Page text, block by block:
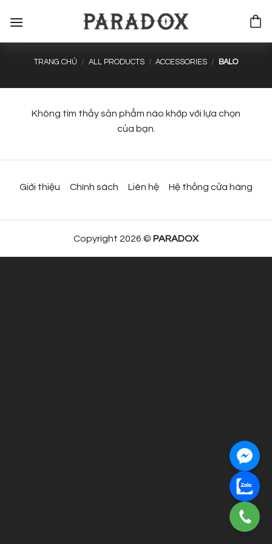
qua
TRANG CHỦ / ALL PRODUCTS / ACCESSORIES / BALO
Không tìm thấy sản phẩm nào khớp với lựa chọn
của bạn.
Giới thiệu Chính sách Liên hệ Hệ thống cửa hàng
Copyright 2026 © PARADOX